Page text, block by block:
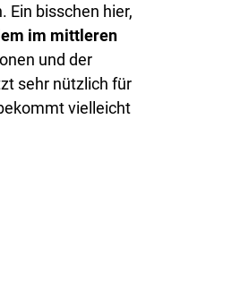
bisschen hier,
im mittleren
und der
sehr nützlich für
vielleicht